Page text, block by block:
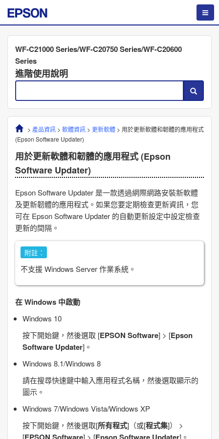
WF-C21000 Series/WF-C20750 Series/WF-C20600
Series
進階使用說明
> 產品資訊> 軟體資訊> 更新軟體> 用於更新軟體和韌體的應用程式
(Epson Software Updater)
用於更新軟體和韌體的應用程式 (Epson
Software Updater)
Epson Software Updater是一款透過網際網路安裝新軟體
及更新韌體的應用程式。如果您要定期檢查更新資訊，您
可在 Epson Software Updater 的自動更新設定中設定檢查
更新的間隔。
附註：
不支援Windows Server作業系統。
在Windows 中啟動
Windows 10
按下開始鍵，然後選取 [EPSON Software] > [Epson
Software Updater] 。
Windows 8.1/Windows 8
請在搜尋快速鍵中輸入應用程式名稱，然後選取顯示的
圖示。
Windows 7/Windows Vista/Windows XP
按下開始鍵，然後選取[所有程式]（或[程式集]） >
[
] > [ ] 。